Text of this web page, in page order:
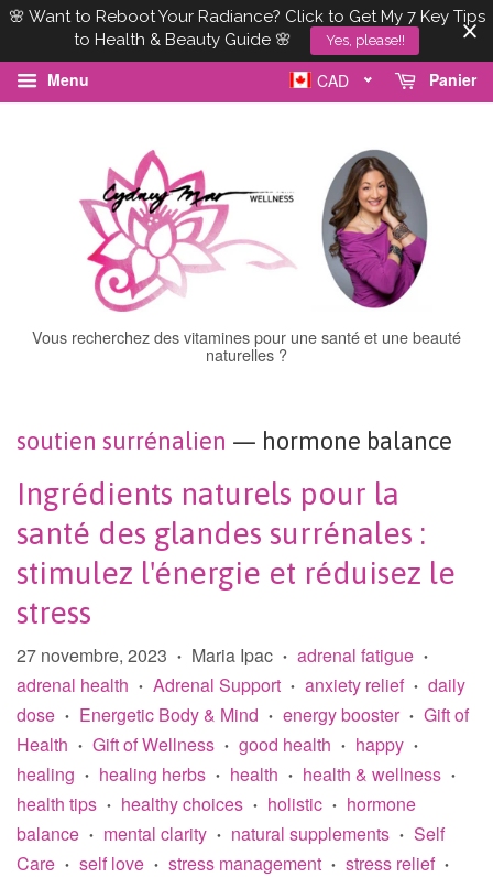
🌸 Want to Reboot Your Radiance? Click to Get My 7 Key Tips
to Health & Beauty Guide 🌸
Yes, please!!
Menu Panier
CAD
Vous recherchez des vitamines pour une santé et une beauté
naturelles ?
soutien surrénalien — hormone balance
Ingrédients naturels pour la
santé des glandes surrénales :
stimulez l'énergie et réduisez le
stress
27 novembre, 2023 • Maria Ipac • adrenal fatigue •
adrenal health • Adrenal Support • anxiety relief • daily
dose • Energetic Body & Mind • energy booster • Gift of
Health
• Gift of Wellness • good health • happy •
healing • healing herbs • health • health & wellness •
health tips • healthy choices • holistic •
hormone
balance • mental clarity • natural supplements • Self
Care • self love • stress management • stress relief •